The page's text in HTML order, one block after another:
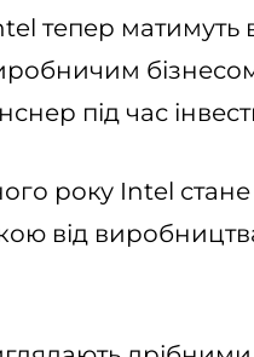
тепер матимуть
під час
року Intel
від